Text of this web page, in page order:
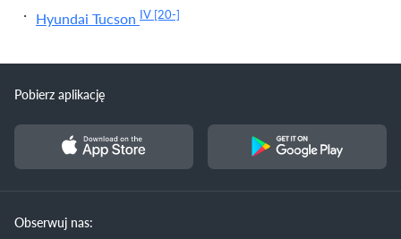
Hyundai Tucson IV [20-]
Pobierz aplikację
Obserwuj nas: